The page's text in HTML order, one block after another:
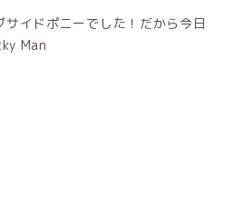
イドポニーでした！だから今日
Man